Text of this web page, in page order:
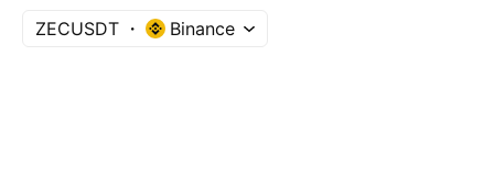
ZECUSDT Binance